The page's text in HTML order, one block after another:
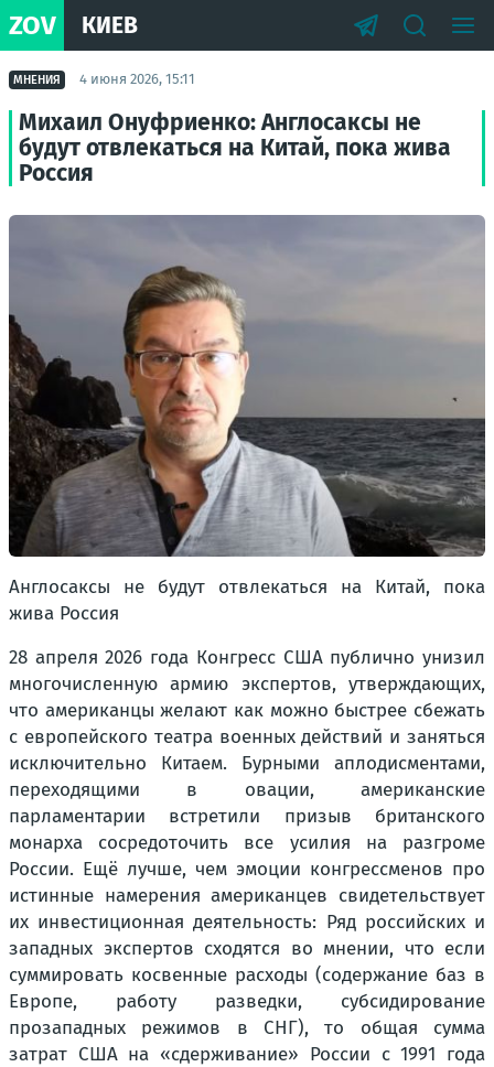
ZOV КИЕВ
МНЕНИЯ 4 июня 2026, 15:11
Михаил Онуфриенко: Англосаксы не
будут отвлекаться на Китай, пока жива
Россия
Англосаксы не будут отвлекаться на Китай, пока
жива Россия
28 апреля 2026 года Конгресс США публично унизил
многочисленную армию экспертов, утверждающих,
что американцы желают как можно быстрее сбежать
с европейского театра военных действий и заняться
исключительно Китаем. Бурными аплодисментами,
переходящими в овации, американские
парламентарии встретили призыв британского
монарха сосредоточить все усилия на разгроме
России. Ещё лучше, чем эмоции конгрессменов про
истинные намерения американцев свидетельствует
их инвестиционная деятельность: Ряд российских и
западных экспертов сходятся во мнении, что если
суммировать косвенные расходы (содержание баз в
Европе, работу разведки, субсидирование
прозападных режимов в СНГ), то общая сумма
затрат США на «сдерживание» России с 1991 года